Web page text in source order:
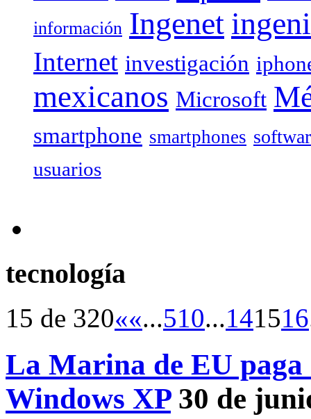
información Ingenet
Internet investigación
mexicanos Microsoft
smartphone smartphones
usuarios
tecnología
15 de 320««...510...141516
La Marina de EU
Windows XP 30 de